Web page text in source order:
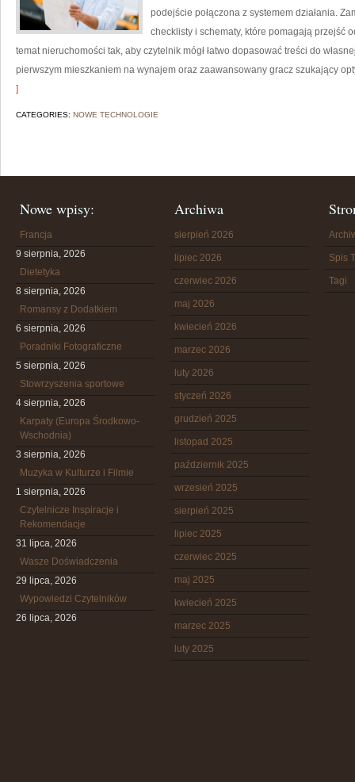
podejście połączona z systemem działania.
checklisty i schematy, które pomagają przejść
temat nieruchomości tak, aby czytelnik mógł łatwo dopasować treści do
pierwszym mieszkaniem na wynajem oraz zaawansowany gracz szukający
]
CATEGORIES: NOWE TECHNOLOGIE
Nowe wpisy:
Francja
9 sierpnia, 2026
Dietetyka
8 sierpnia, 2026
Romansy z Dodatkiem
6 sierpnia, 2026
Poradniki Fotograficzne
5 sierpnia, 2026
Stowrzyszenia sportowe
4 sierpnia, 2026
Karpaty (Europa Środkowo-
Wschodnia)
3 sierpnia, 2026
Muzyka w Kulturze i Filmie
1 sierpnia, 2026
Czytelnicze Inspiracje i
Rekomendacje
31 lipca, 2026
Wasze Doświadczenia
29 lipca, 2026
Wypowiedzi Czytelników
26 lipca, 2026
Archiwa
sierpień 2026
lipiec 2026
czerwiec 2026
maj 2026
kwiecień 2026
marzec 2026
luty 2026
styczeń 2026
grudzień 2025
listopad 2025
październik 2025
wrzesień 2025
sierpień 2025
lipiec 2025
czerwiec 2025
maj 2025
kwiecień 2025
marzec 2025
luty 2025
Spis
Tagi